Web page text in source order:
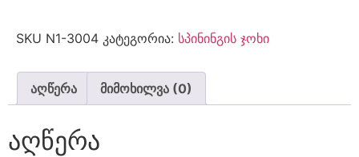
SKU N1-3004 კატეგორია: სპინინგის ჯოხი
აღწერა მიმოხილვა (0)
აღწერა